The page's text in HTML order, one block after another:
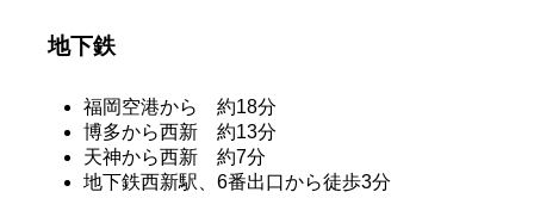
地下鉄
福岡空港から 約18分
博多から西新 約13分
天神から西新 約7分
地下鉄西新駅、6番出口から徒歩3分